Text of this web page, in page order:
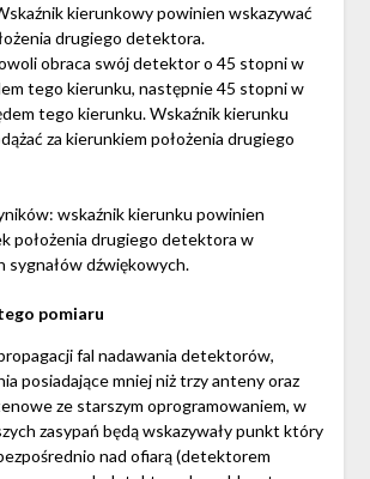
kierunkowy powinien wskazywać
drugiego detektora.
obraca swój detektor o 45 stopni w
tego kierunku, następnie 45 stopni w
tego kierunku. Wskaźnik kierunku
za kierunkiem położenia drugiego
wskaźnik kierunku powinien
położenia drugiego detektora w
sygnałów dźwiękowych.
pomiaru
fal nadawania detektorów,
posiadające mniej niż trzy anteny oraz
ze starszym oprogramowaniem, w
zasypań będą wskazywały punkt który
nad ofiarą (detektorem